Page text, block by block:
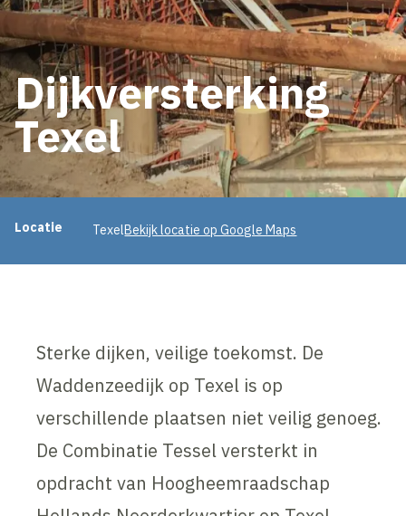
Dijkversterking
Texel
Projectinformatie
Locatie TexelBekijk locatie op Google Maps
Sterke dijken, veilige toekomst. De
Waddenzeedijk op Texel is op
verschillende plaatsen niet veilig genoeg.
De Combinatie Tessel versterkt in
opdracht van Hoogheemraadschap